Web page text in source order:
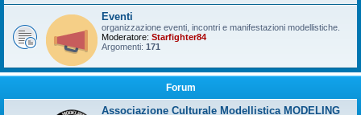
Eventi
organizzazione eventi, incontri e manifestazioni modellistiche.
Moderatore: Starfighter84
Argomenti: 171
Forum
Associazione Culturale Modellistica MODELING